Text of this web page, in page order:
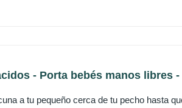
- Porta bebés manos libres
a tu pequeño cerca de tu pecho hasta